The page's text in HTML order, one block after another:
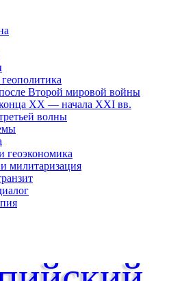
Второй мировой войны
XX — начала XXI вв.
волны
геоэкономика
милитаризация